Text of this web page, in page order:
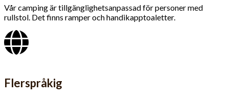
Vår camping är tillgäng­lighets­anpassad för personer med
rullstol. Det finns ramper och handikapptoaletter.
Flerspråkig